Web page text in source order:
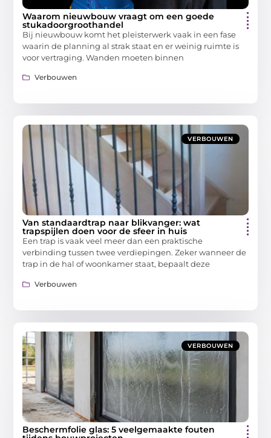
Waarom nieuwbouw vraagt om een goede
stukadoorgroothandel
Bij nieuwbouw komt het pleisterwerk vaak in een fase
waarin de planning al strak staat en er weinig ruimte is
voor vertraging. Wanden moeten binnen
Verbouwen
VERBOUWEN
Van standaardtrap naar blikvanger: wat
trapspijlen doen voor de sfeer in huis
Een trap is vaak veel meer dan een praktische
verbinding tussen twee verdiepingen. Zeker wanneer de
trap in de hal of woonkamer staat, bepaalt deze
Verbouwen
VERBOUWEN
Beschermfolie glas: 5 veelgemaakte fouten